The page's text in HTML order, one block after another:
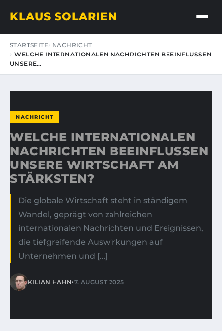
KLAUS SOLARIEN
STARTSEITE NACHRICHT
WELCHE INTERNATIONALEN NACHRICHTEN BEEINFLUSSEN
UNSERE…
NACHRICHT
WELCHE INTERNATIONALEN
NACHRICHTEN BEEINFLUSSEN
UNSERE WIRTSCHAFT AM
STÄRKSTEN?
Die globale Wirtschaft steht in ständigem
Wandel, geprägt von zahlreichen
internationalen Nachrichten und Ereignissen,
die tiefgreifende Auswirkungen auf
Unternehmen und […]
KILIAN HAHN•7. AUGUST 2025